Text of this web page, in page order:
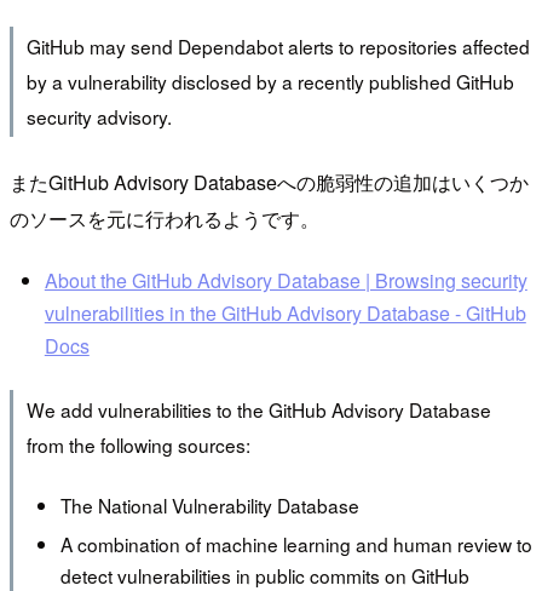
GitHub may send Dependabot alerts to repositories affected
by a vulnerability disclosed by a recently published GitHub
security advisory.
またGitHub Advisory Databaseへの脆弱性の追加はいくつか
のソースを元に行われるようです。
About the GitHub Advisory Database | Browsing security
vulnerabilities in the GitHub Advisory Database - GitHub
Docs
We add vulnerabilities to the GitHub Advisory Database
from the following sources:
The National Vulnerability Database
A combination of machine learning and human review to
detect vulnerabilities in public commits on GitHub